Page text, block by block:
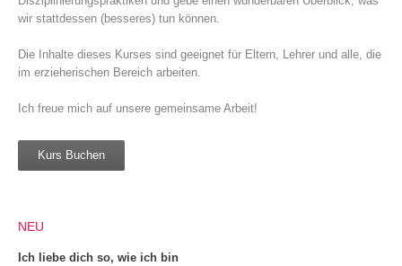
wir stattdessen (besseres) tun können.
Die Inhalte dieses Kurses sind geeignet für Eltern, Lehrer und alle, die
im erzieherischen Bereich arbeiten.
Ich freue mich auf unsere gemeinsame Arbeit!
Kurs Buchen
NEU
Ich liebe dich so, wie ich bin